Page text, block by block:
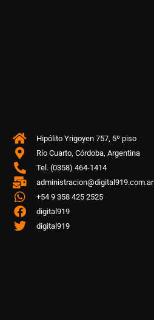
Hipólito Yrigoyen 757, 5º piso
Río Cuarto, Córdoba, Argentina
Tel. (0358) 464-1414
administracion@digital919.com.ar
+54 9 358 425 2525
digital919
digital919